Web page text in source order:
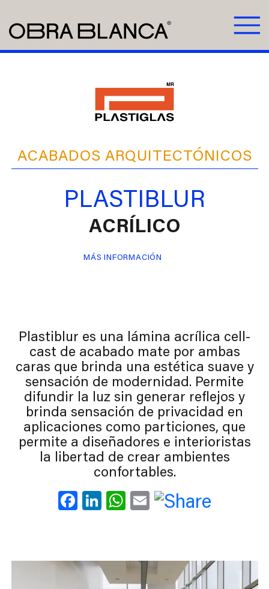
ACABADOS ARQUITECTÓNICOS
PLASTIBLUR
ACRÍLICO
MÁS INFORMACIÓN
Plastiblur es una lámina acrílica cell-
cast de acabado mate por ambas
caras que brinda una estética suave y
sensación de modernidad. Permite
difundir la luz sin generar reflejos y
brinda sensación de privacidad en
aplicaciones como particiones, que
permite a diseñadores e interioristas
la libertad de crear ambientes
confortables.
Facebook
LinkedIn
WhatsApp
Email